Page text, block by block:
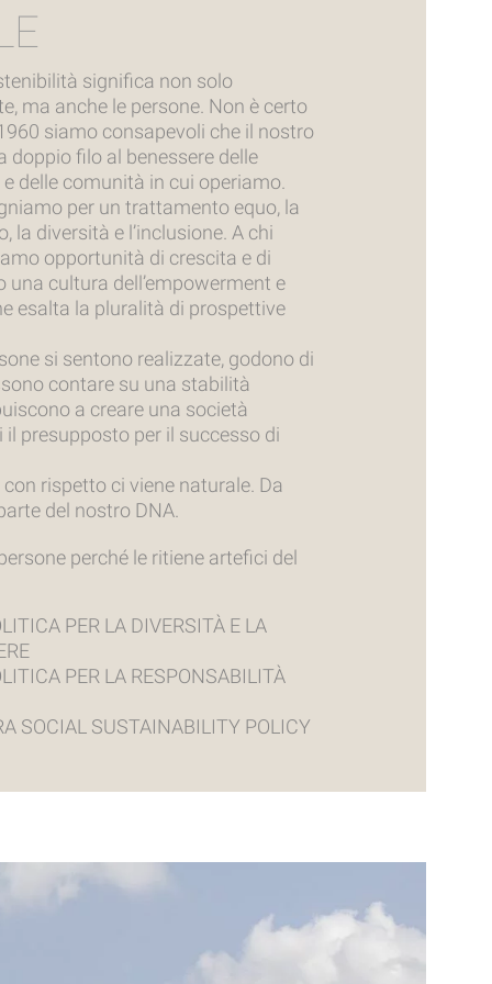
significa non solo
ma anche le persone. Non è certo
siamo consapevoli che il nostro
doppio filo al benessere delle
delle comunità in cui operiamo.
per un trattamento equo, la
la diversità e l’inclusione. A chi
opportunità di crescita e di
una cultura dell’empowerment e
esalta la pluralità di prospettive
si sentono realizzate, godono di
contare su una stabilità
a creare una società
il presupposto per il successo di
rispetto ci viene naturale. Da
del nostro DNA.
perché le ritiene artefici del
PER LA DIVERSITÀ E LA
PER LA RESPONSABILITÀ
SOCIAL SUSTAINABILITY POLICY